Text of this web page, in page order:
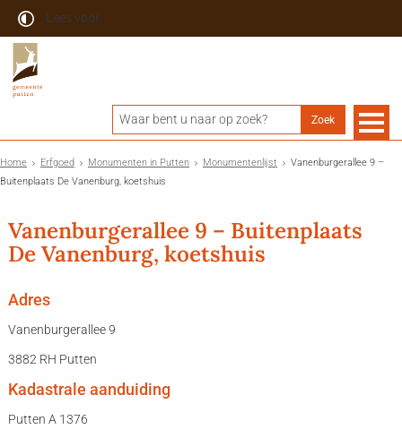
Lees voor
Home Erfgoed Monumenten in Putten Monumentenlijst
Vanenburgerallee 9 –
Buitenplaats De Vanenburg, koetshuis
Vanenburgerallee 9 – Buitenplaats
De Vanenburg, koetshuis
Adres
Vanenburgerallee 9
3882 RH Putten
Kadastrale aanduiding
Putten A 1376